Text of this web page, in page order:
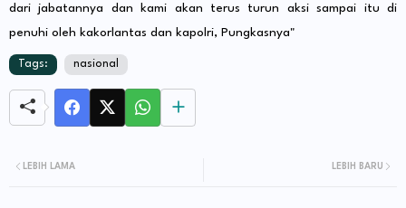
dari jabatannya dan kami akan terus turun aksi sampai itu di
penuhi oleh kakorlantas dan kapolri, Pungkasnya"
Tags: nasional
LEBIH BARU
LEBIH LAMA